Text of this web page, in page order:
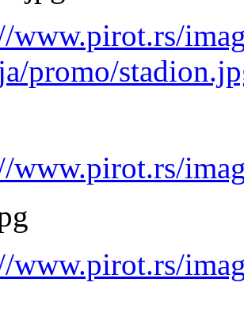
www.pirot.rs/
promo/
www.pirot.rs/
www.pirot.rs/